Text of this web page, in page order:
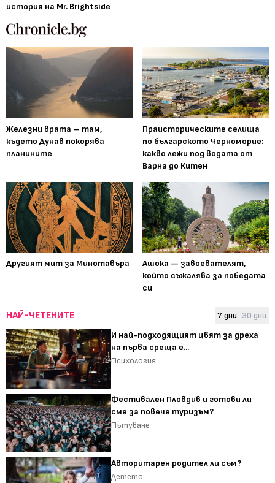
история на Mr. Brightside
Железни врата – там,
където Дунав покорява
планините
Праисторическите селища
по българското Черноморие:
какво лежи под водата от
Варна до Китен
Другият мит за Минотавъра
Ашока — завоевателят,
който съжалява за победата
си
НАЙ-ЧЕТЕНИТЕ 7 дни 30 дни
И най-подходящият цвят за дреха
на първа среща е...
Психология
Фестивален Пловдив и готови ли
сме за повече туризъм?
Пътуване
Авторитарен родител ли съм?
Детето